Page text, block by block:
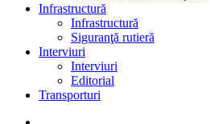
Infrastructură
Infrastructură
Siguranţă rutieră
Interviuri
Interviuri
Editorial
Transporturi